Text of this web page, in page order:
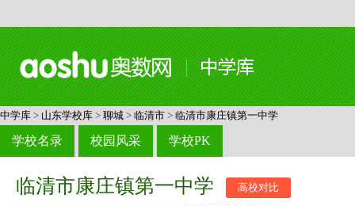
中学库 > 山东学校库 > 聊城 > 临清市 > 临清市康庄镇第一中学
学校名录 校园风采 学校PK
临清市康庄镇第一中学 高校对比